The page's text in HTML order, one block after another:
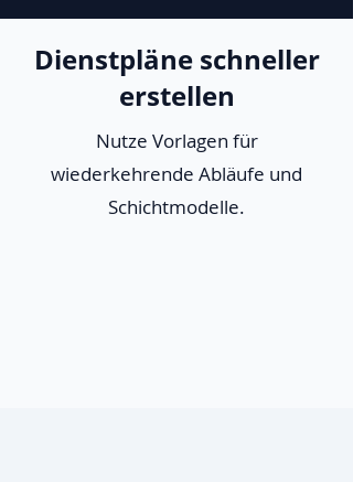
Dienstpläne schneller
erstellen
Nutze Vorlagen für
wiederkehrende Abläufe und
Schichtmodelle.